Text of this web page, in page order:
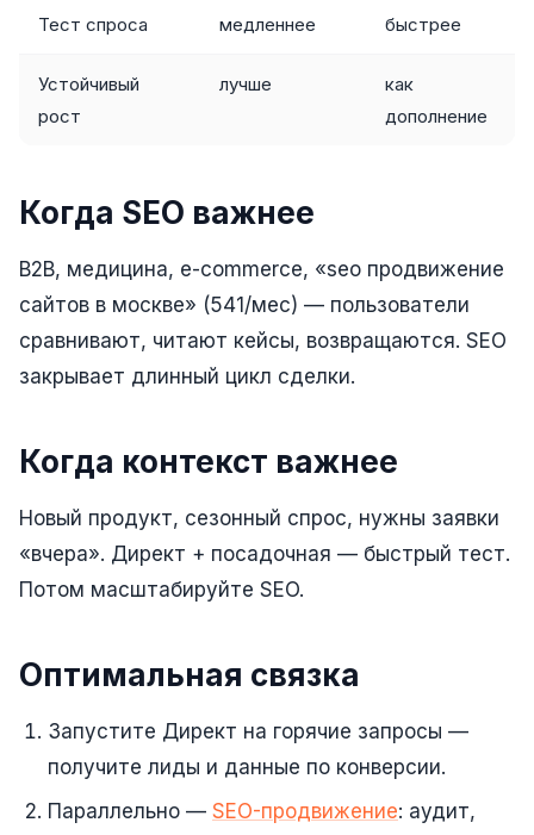
Автоматизация
A/B тестирование
КОПИРАЙТИНГ
Продающие тексты
SEO-тексты
Контент для соцсетей
Техническая документация
ВИДЕОПРОДАКШН
Рекламные ролики
Видео для соцсетей
Видео-инфографика
Тест спроса медленнее быстрее
Устойчивый
рост
лучше
как
дополнение
Когда SEO важнее
B2B, медицина, e-commerce, «seo продвижение
сайтов в москве» (541/мес) — пользователи
сравнивают, читают кейсы, возвращаются. SEO
закрывает длинный цикл сделки.
Когда контекст важнее
Новый продукт, сезонный спрос, нужны заявки
«вчера». Директ + посадочная — быстрый тест.
Потом масштабируйте SEO.
Оптимальная связка
Запустите Директ на горячие запросы —
получите лиды и данные по конверсии.
Параллельно — SEO-продвижение: аудит,